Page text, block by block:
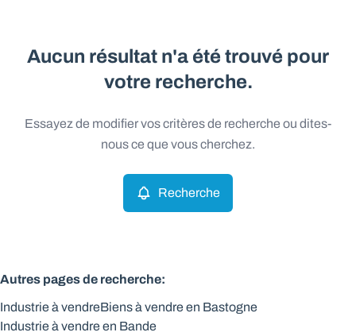
Aucun résultat n'a été trouvé pour
votre recherche.
Essayez de modifier vos critères de recherche ou dites-
nous ce que vous cherchez.
Recherche
Autres pages de recherche:
Industrie à vendreBiens à vendre en Bastogne
Industrie à vendre en Bande